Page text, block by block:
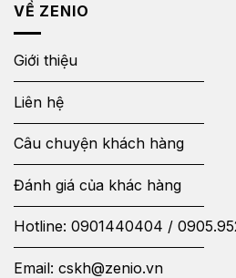
VỀ ZENIO
Giới thiệu
Liên hệ
Câu chuyện khách hàng
Đánh giá của khác hàng
Hotline: 0901440404 /
Email: cskh@zenio.vn